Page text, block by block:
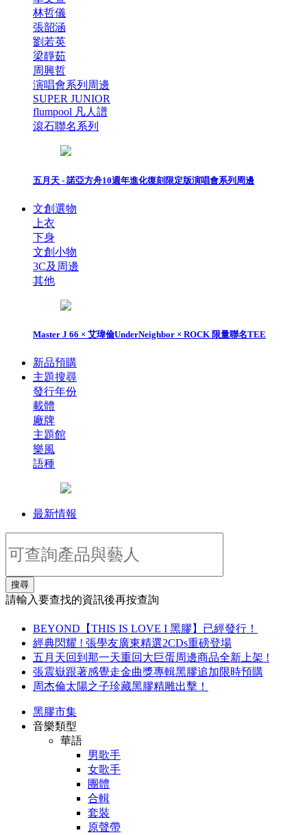
林哲儀
張韶涵
劉若英
梁靜茹
周興哲
演唱會系列周邊
SUPER JUNIOR
flumpool 凡人譜
滾石聯名系列
五月天 - 諾亞方舟10週年進化復刻限定版演唱會系列周邊
文創選物
上衣
下身
文創小物
3C及周邊
其他
Master J 66 × 艾瑋倫UnderNeighbor × ROCK 限量聯名TEE
新品預購
主題搜尋
發行年份
載體
廠牌
主題館
樂風
語種
最新情報
搜尋
請輸入要查找的資訊後再按查詢
BEYOND【THIS IS LOVE I 黑膠】已經發行！
經典閃耀 ! 張學友廣東精選2CDs重磅登場
五月天回到那一天重回大巨蛋周邊商品全新上架 !
張震嶽跟著感覺走金曲獎專輯黑膠追加限時預購
周杰倫太陽之子珍藏黑膠精雕出擊！
黑膠市集
音樂類型
華語
男歌手
女歌手
團體
合輯
套裝
原聲帶